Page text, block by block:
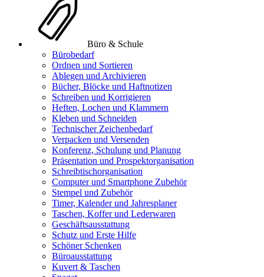
Büro & Schule
Bürobedarf
Ordnen und Sortieren
Ablegen und Archivieren
Bücher, Blöcke und Haftnotizen
Schreiben und Korrigieren
Heften, Lochen und Klammern
Kleben und Schneiden
Technischer Zeichenbedarf
Verpacken und Versenden
Konferenz, Schulung und Planung
Präsentation und Prospektorganisation
Schreibtischorganisation
Computer und Smartphone Zubehör
Stempel und Zubehör
Timer, Kalender und Jahresplaner
Taschen, Koffer und Lederwaren
Geschäftsausstattung
Schutz und Erste Hilfe
Schöner Schenken
Büroausstattung
Kuvert & Taschen